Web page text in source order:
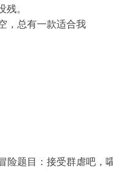
残。
，总有一款适合我
险题目：接受群虐吧